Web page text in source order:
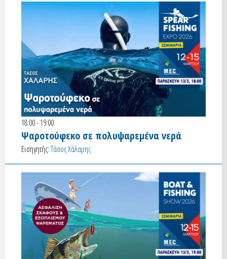
18:00 - 19:00
Ψαροτούφεκο σε πολυψαρεμένα νερά
Εισηγητής:Τάσος Χάλαρης